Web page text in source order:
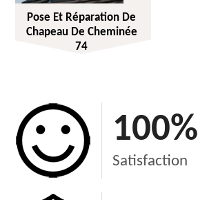
Pose Et Réparation De
Chapeau De Cheminée
74
100%
Satisfaction